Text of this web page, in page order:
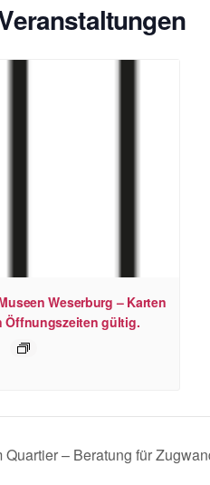
Weserburg – Karten
Öffnungszeiten gültig.
Quartier – Beratung für